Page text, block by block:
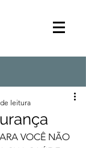
leitura
VOCÊ NÃO